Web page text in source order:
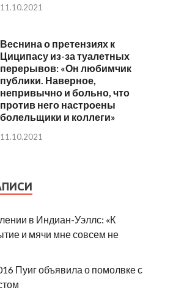
11.10.2021
Веснина о претензиях к
Циципасу из-за туалетных
перерывов: «Он любимчик
публики. Наверное,
непривычно и больно, что
против него настроены
болельщики и коллеги»
11.10.2021
в Индиан-Уэллс: «К
и мячи мне совсем не
Пуиг объявила о помолвке с